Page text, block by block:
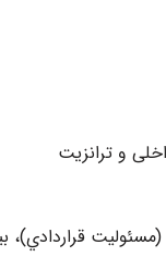
و ترانزيت
قراردادي)،